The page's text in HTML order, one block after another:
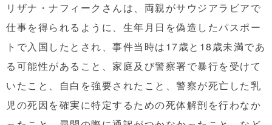
リザナ・ナフィークさんは、両親がサウジアラビアで
仕事を得られるように、生年月日を偽造したパスポー
トで入国したとされ、事件当時は17歳と18歳未満であ
る可能性があること、家庭及び警察署で暴行を受けて
いたこと、自白を強要されたこと、警察が死亡した乳
児の死因を確実に特定するための死体解剖を行わなか